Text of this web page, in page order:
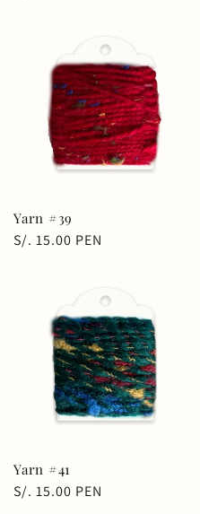
Yarn #39
Precio
S/. 15.00 PEN
Yarn #41
Precio
S/. 15.00 PEN